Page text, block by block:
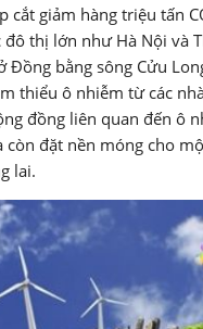
cắt giảm hàng triệu tấn
thị lớn như Hà Nội và
bằng sông Cửu
thiểu ô nhiễm từ các
đồng liên quan đến ô
đặt nền móng cho
lai.